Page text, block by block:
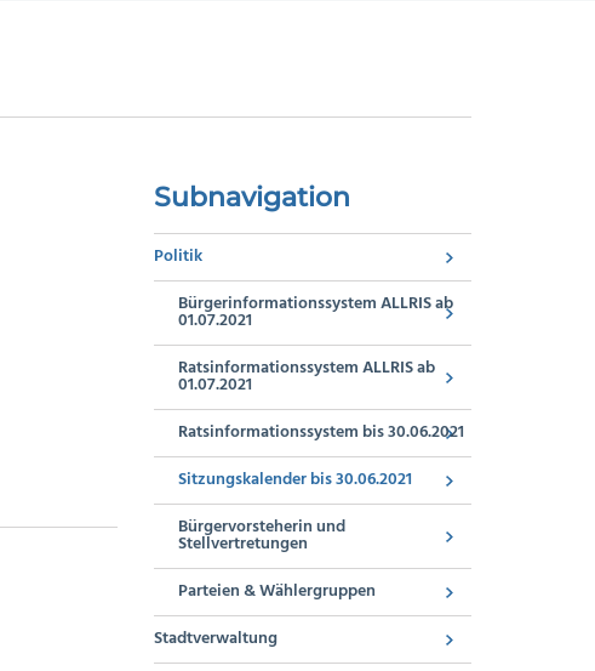
Subnavigation
Politik
Bürgerinformationssystem ALLRIS ab
01.07.2021
Ratsinformationssystem ALLRIS ab
01.07.2021
Ratsinformationssystem bis 30.06.2021
Sitzungskalender bis 30.06.2021
Bürgervorsteherin und
Stellvertretungen
Parteien & Wählergruppen
Stadtverwaltung